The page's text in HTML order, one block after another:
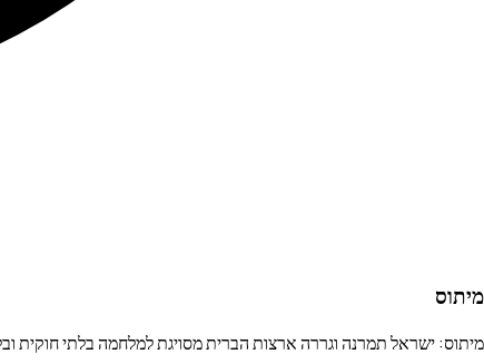
מיתוס
מיתוס: ישראל תמרנה וגררה ארצות הברית מסויגת למלחמה בלתי חוקית